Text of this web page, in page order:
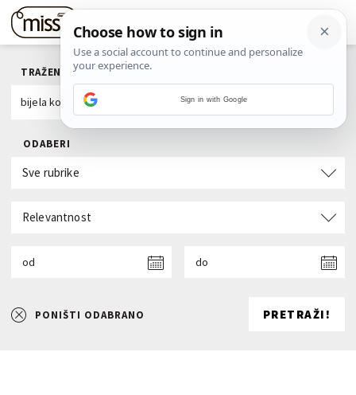
TRAŽENI POJAM
ODABERI
Sve rubrike
Relevantnost
od do
PONIŠTI ODABRANO PRETRAŽI!
Sign in with Google